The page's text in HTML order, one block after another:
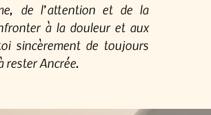
de l’attention et de la
à la douleur et aux
sincèrement de toujours
rester Ancrée.